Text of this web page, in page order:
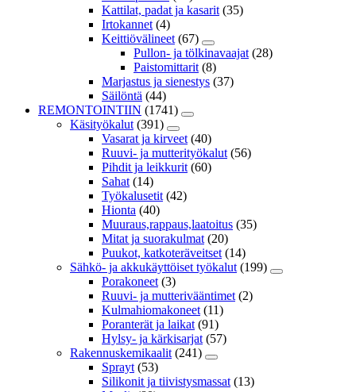
Kattilat, padat ja kasarit (35)
Irtokannet (4)
Keittiövälineet (67)
Pullon- ja tölkinavaajat (28)
Paistomittarit (8)
Marjastus ja sienestys (37)
Säilöntä (44)
REMONTOINTIIN (1741)
Käsityökalut (391)
Vasarat ja kirveet (40)
Ruuvi- ja mutterityökalut (56)
Pihdit ja leikkurit (60)
Sahat (14)
Työkalusetit (42)
Hionta (40)
Muuraus,rappaus,laatoitus (35)
Mitat ja suorakulmat (20)
Puukot, katkoteräveitset (14)
Sähkö- ja akkukäyttöiset työkalut (199)
Porakoneet (3)
Ruuvi- ja mutterivääntimet (2)
Kulmahiomakoneet (11)
Poranterät ja laikat (91)
Hylsy- ja kärkisarjat (57)
Rakennuskemikaalit (241)
Sprayt (53)
Silikonit ja tiivistysmassat (13)